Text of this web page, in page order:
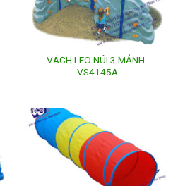
VÁCH LEO NÚI 3 MẢNH-
VS4145A